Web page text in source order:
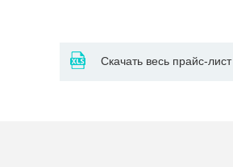
Скачать весь прайс-лист